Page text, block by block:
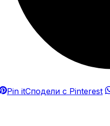
Pin itСподели с Pinterest